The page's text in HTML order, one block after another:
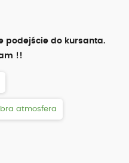
podejście do kursanta.
!!
atmosfera